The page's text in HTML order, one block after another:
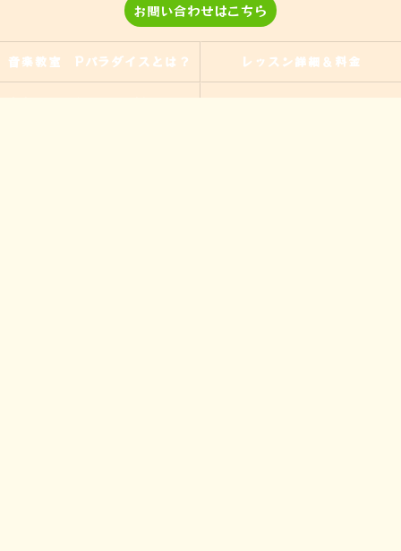
お問い合わせはこちら
音楽教室 Pパラダイスとは？ レッスン詳細＆料金